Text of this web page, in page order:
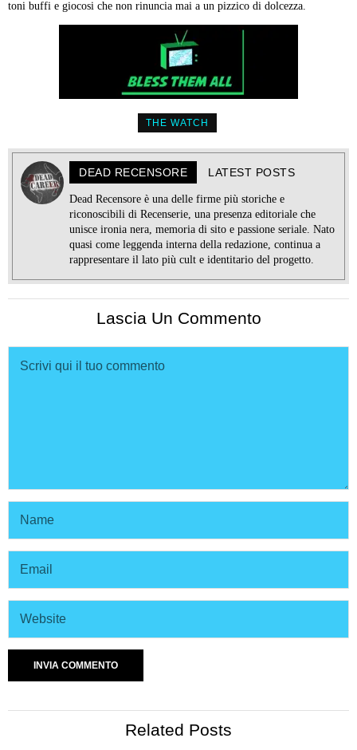
toni buffi e giocosi che non rinuncia mai a un pizzico di dolcezza.
THE WATCH
DEAD RECENSORE LATEST POSTS
Dead Recensore è una delle firme più storiche e
riconoscibili di Recenserie, una presenza editoriale che
unisce ironia nera, memoria di sito e passione seriale. Nato
quasi come leggenda interna della redazione, continua a
rappresentare il lato più cult e identitario del progetto.
Lascia Un Commento
Related Posts